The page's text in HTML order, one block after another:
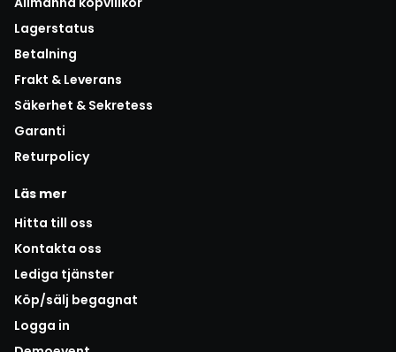
Lagerstatus
Betalning
Frakt & Leverans
Säkerhet & Sekretess
Garanti
Returpolicy
Läs mer
Hitta till oss
Kontakta oss
Lediga tjänster
Köp/sälj begagnat
Logga in